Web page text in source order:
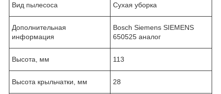
Вид пылесоса Сухая уборка
Дополнительная
информация
Bosch Siemens SIEMENS
650525 аналог
Высота, мм 113
Высота крыльчатки, мм 28